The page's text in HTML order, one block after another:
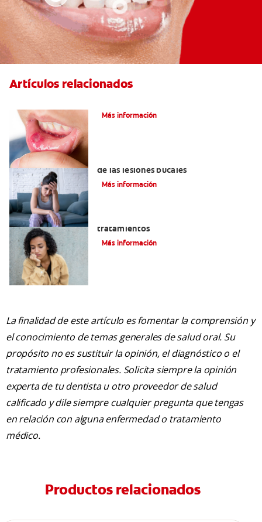
Artículos relacionados
Más información
de las lesiones bucales
Más información
tratamientos
Más información
La finalidad de este artículo es fomentar la comprensión y
el conocimiento de temas generales de salud oral. Su
propósito no es sustituir la opinión, el diagnóstico o el
tratamiento profesionales. Solicita siempre la opinión
experta de tu dentista u otro proveedor de salud
calificado y dile siempre cualquier pregunta que tengas
en relación con alguna enfermedad o tratamiento
médico.
Productos relacionados